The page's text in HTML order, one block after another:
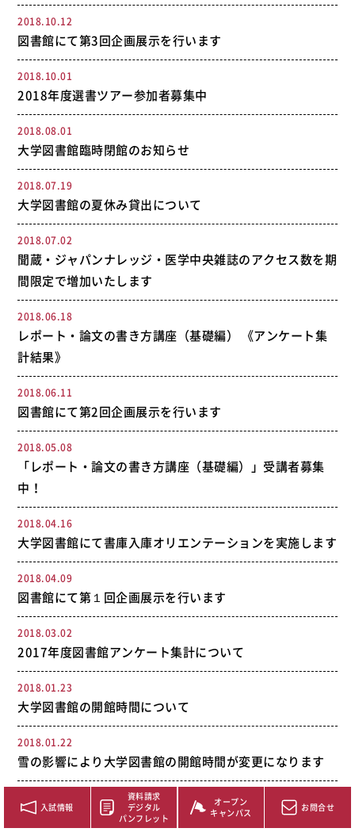
2018.10.12
図書館にて第3回企画展示を行います
2018.10.01
2018年度選書ツアー参加者募集中
2018.08.01
大学図書館臨時閉館のお知らせ
2018.07.19
大学図書館の夏休み貸出について
2018.07.02
聞蔵・ジャパンナレッジ・医学中央雑誌のアクセス数を期
間限定で増加いたします
2018.06.18
レポート・論文の書き方講座（基礎編） 《アンケート集
計結果》
2018.06.11
図書館にて第2回企画展示を行います
2018.05.08
「レポート・論文の書き方講座（基礎編）」受講者募集
中！
2018.04.16
大学図書館にて書庫入庫オリエンテーションを実施します
2018.04.09
図書館にて第１回企画展示を行います
2018.03.02
2017年度図書館アンケート集計について
2018.01.23
大学図書館の開館時間について
2018.01.22
雪の影響により大学図書館の開館時間が変更になります
2018.01.18
春休み貸出について
入試情報
資料請求
デジタル
パンフレット
オープン
キャンパス
お問合せ